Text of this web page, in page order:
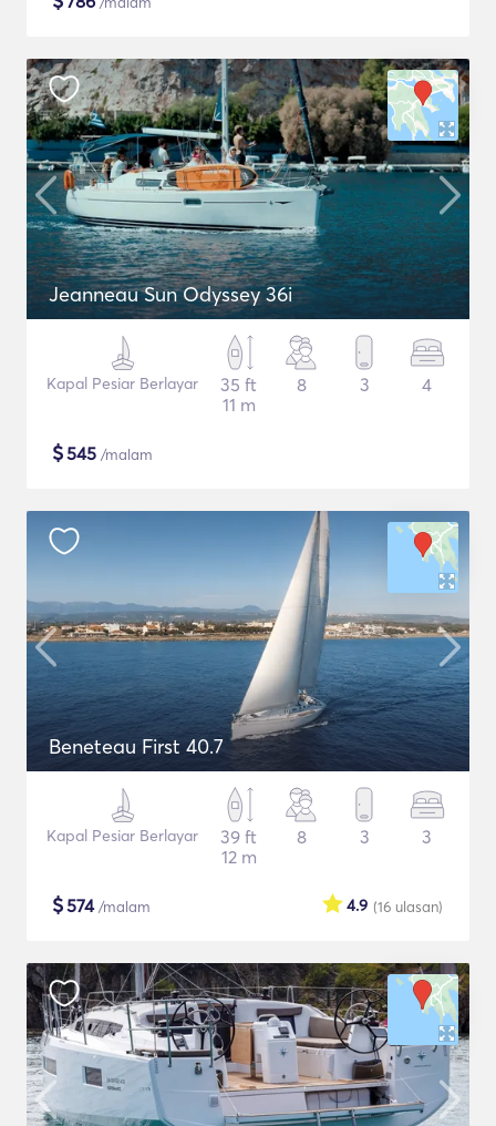
Jeanneau Sun Odyssey 36i
Kapal Pesiar Berlayar
35 ft
11 m
8 3 4
$545 /malam
Beneteau First 40.7
Kapal Pesiar Berlayar
39 ft
12 m
8 3 3
$574/malam (16 ulasan)
4.9